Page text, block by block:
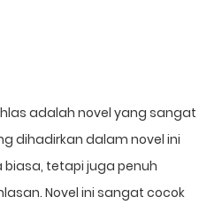
adalah novel yang sangat
dihadirkan dalam novel ini
tetapi juga penuh
Novel ini sangat cocok